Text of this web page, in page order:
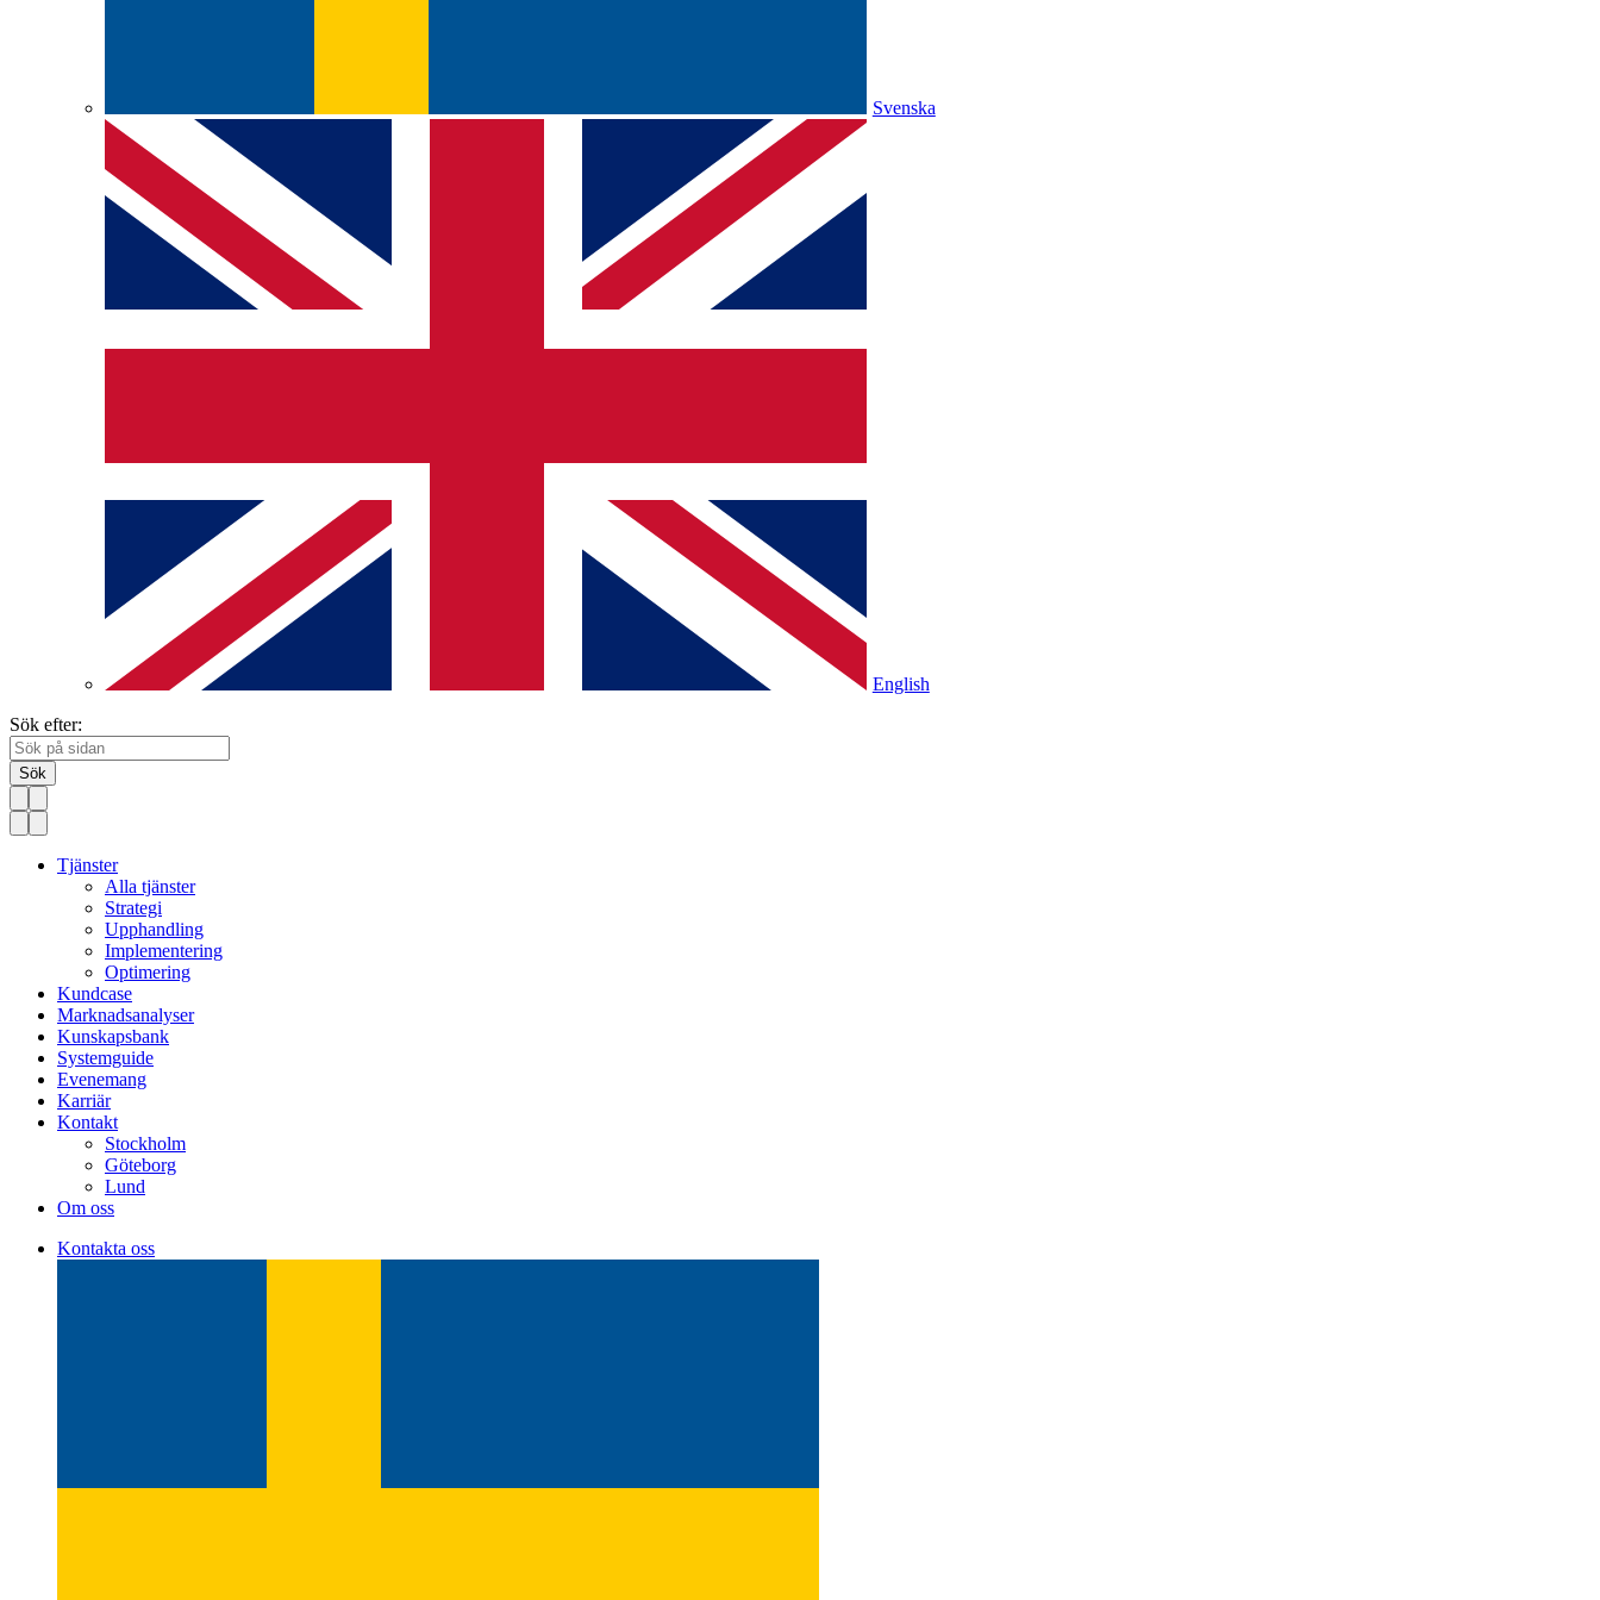
Svenska
English
Sök efter:
Sök
Tjänster
Alla tjänster
Strategi
Upphandling
Implementering
Optimering
Kundcase
Marknadsanalyser
Kunskapsbank
Systemguide
Evenemang
Karriär
Kontakt
Stockholm
Göteborg
Lund
Om oss
Kontakta oss